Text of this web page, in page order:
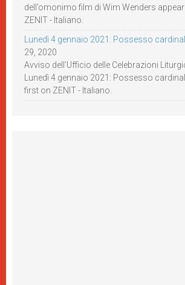
dell’omonimo film di Wim Wenders
ZENIT - Italiano.
Lunedì 4 gennaio 2021: Possesso
29, 2020
Avviso dell’Ufficio delle Celebrazioni
Lunedì 4 gennaio 2021: Possesso
first on ZENIT - Italiano.